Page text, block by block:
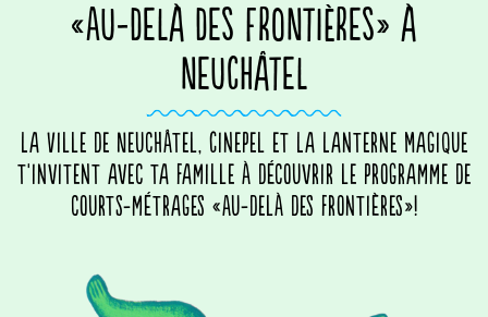
«AU-DELÀ DES FRONTIÈRES» À
NEUCHÂTEL
La Ville de Neuchâtel, Cinepel et La Lanterne Magique
t'invitent avec ta famille à découvrir le programme de
courts-métrages «Au-delà des frontières»!